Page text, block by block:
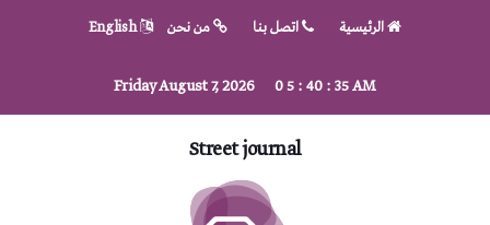
الرئيسية اتصل بنا من نحن English
Friday August 7, 202605 :40 :37AM
Street journal